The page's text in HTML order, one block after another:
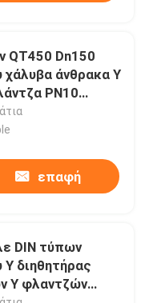
Υ
QT450 Dn150
χάλυβα άνθρακα Υ
PN10
επαφή
DIN τύπων
Υ διηθητήρας
Υ φλαντζών